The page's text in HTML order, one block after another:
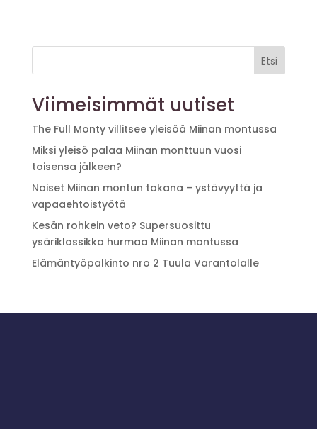
Etsi
Viimeisimmät uutiset
The Full Monty villitsee yleisöä Miinan montussa
Miksi yleisö palaa Miinan monttuun vuosi
toisensa jälkeen?
Naiset Miinan montun takana – ystävyyttä ja
vapaaehtoistyötä
Kesän rohkein veto? Supersuosittu
ysäriklassikko hurmaa Miinan montussa
Elämäntyöpalkinto nro 2 Tuula Varantolalle